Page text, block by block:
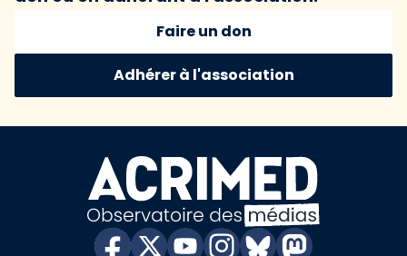
Faire un don
Adhérer à l'association